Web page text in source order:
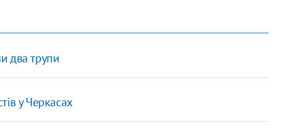
два трупи
у Черкасах